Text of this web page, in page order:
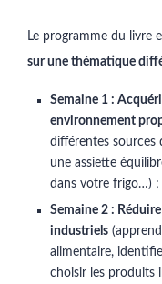
Le programme du livre
sur une thématique
Semaine 1 :
environnement
différentes sources
une assiette
dans votre frigo…) ;
Semaine 2 :
industriels
alimentaire,
choisir les produits